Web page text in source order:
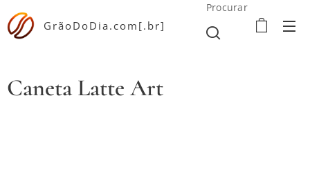
GrãoDoDia.com[.br]
Procurar
Caneta Latte Art